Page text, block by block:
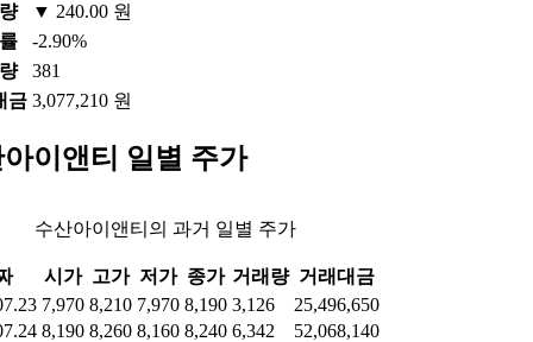
▼ 240.00 원
-2.90%
381
금 3,077,210 원
이앤티 일별 주가
수산아이앤티의 과거 일별 주가
시가 고가 저가 종가 거래량 거래대금
7,970 8,210 7,970 8,190 3,126
25,496,650
8,190 8,260 8,160 8,240 6,342
52,068,140